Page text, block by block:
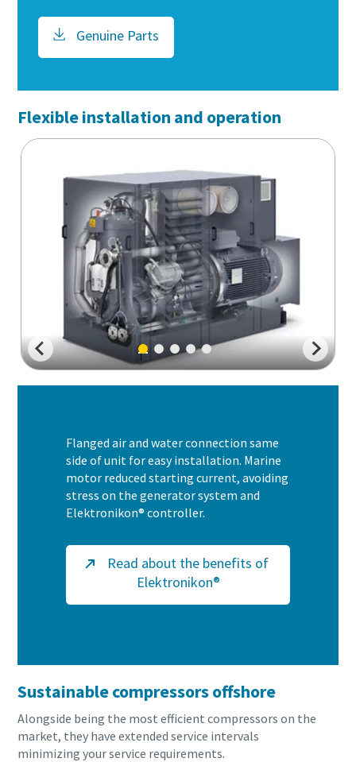
Genuine Parts
Flexible installation and operation
Flanged air and water connection same
side of unit for easy installation. Marine
motor reduced starting current, avoiding
stress on the generator system and
Elektronikon® controller.
Read about the benefits of
Elektronikon®
Sustainable compressors offshore
Alongside being the most efficient compressors on the
market, they have extended service intervals
minimizing your service requirements.